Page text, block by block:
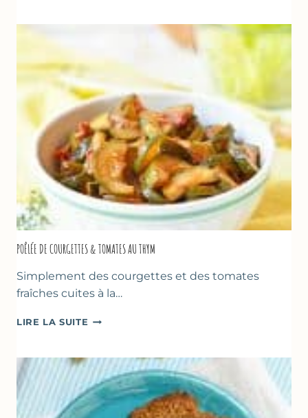
POÊLÉE DE COURGETTES & TOMATES AU THYM
Simplement des courgettes et des tomates
fraîches cuites à la…
LIRE LA SUITE POÊLÉE
&
TOMATES
AU
THYM